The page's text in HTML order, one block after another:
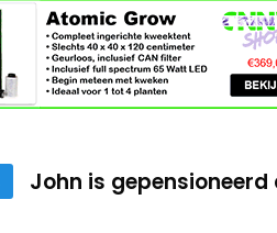
Ex-politieman Lukas
neuropathie
Tim kweekt nu zelf
Ex-politieman Lukas